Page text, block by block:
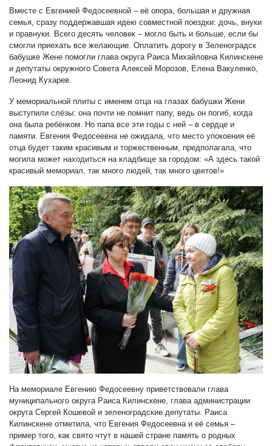
Вместе с Евгенией Федосеевной – её опора, большая и дружная
семья, сразу поддержавшая идею совместной поездки: дочь, внуки
и правнуки. Всего десять человек – могло быть и больше, если бы
смогли приехать все желающие. Оплатить дорогу в Зеленоградск
бабушке Жене помогли глава округа Раиса Михайловна Килинскене
и депутаты окружного Совета Алексей Морозов, Елена Вакуленко,
Леонид Кухарев.
У мемориальной плиты с именем отца на глазах бабушки Жени
выступили слёзы: она почти не помнит папу, ведь он погиб, когда
она была ребёнком. Но папа все эти годы с ней – в сердце и
памяти. Евгения Федосеевна не ожидала, что место упокоения её
отца будет таким красивым и торжественным, предполагала, что
могила может находиться на кладбище за городом: «А здесь такой
красивый мемориал, так много людей, так много цветов!»
На мемориале Евгению Федосеевну приветствовали глава
муниципального округа Раиса Килинскене, глава администрации
округа Сергей Кошевой и зеленоградские депутаты. Раиса
Килинскене отметила, что Евгения Федосеевна и её семья –
пример того, как свято чтут в нашей стране память о родных